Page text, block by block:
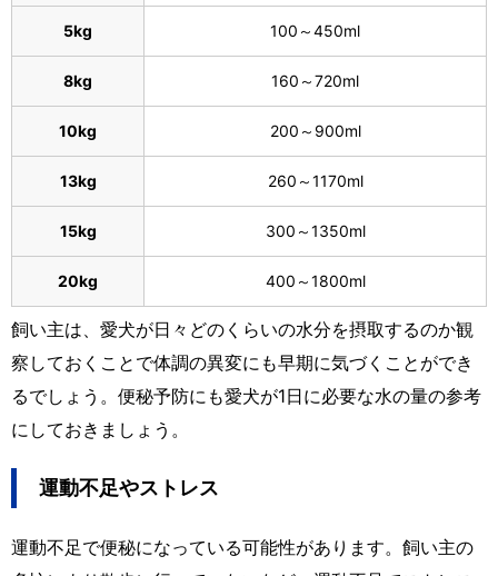
5kg 100～450ml
8kg 160～720ml
10kg 200～900ml
13kg 260～1170ml
15kg 300～1350ml
20kg 400～1800ml
飼い主は、愛犬が日々どのくらいの水分を摂取するのか観
察しておくことで体調の異変にも早期に気づくことができ
るでしょう。便秘予防にも愛犬が1日に必要な水の量の参考
にしておきましょう。
運動不足やストレス
運動不足で便秘になっている可能性があります。飼い主の